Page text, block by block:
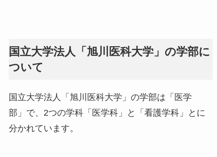
国立大学法人「旭川医科大学」の学部に
ついて
国立大学法人「旭川医科大学」の学部は「医学
部」で、2つの学科「医学科」と「看護学科」とに
分かれています。